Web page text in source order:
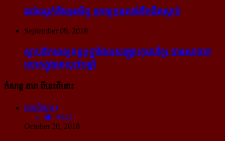
រវល់​ឈ្លក់​នឹង​ទូរស័ព្ទ ទុក​ឲ្យ​កូន​លង់​ទឹក​ជិត​ស្លាប់
September 09, 2018
ស្ថាបនិក​ពេទ្យ​គន្ធបុប្ផា​ដែល​សង្គ្រោះ​កុមារ​ខ្មែរ​ បាន​លាចាក​
លោក​ក្នុង​អាយុ​៧១ឆ្នាំ
កំសាន្ដ តារា ពីនេះពីនោះ
អានពិស្ដារ
9542
October 20, 2018